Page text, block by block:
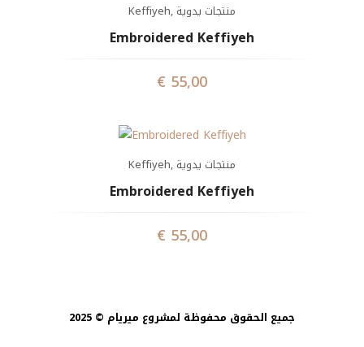
Keffiyeh, منتجات يدوية
Embroidered Keffiyeh
€ 55,00
Keffiyeh, منتجات يدوية
Embroidered Keffiyeh
€ 55,00
جميع الحقوق محفوظة لمشروع ميريام © 2025